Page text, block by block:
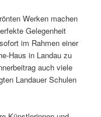
Werken machen
Gelegenheit
im Rahmen einer
Haus in Landau zu
auch viele
Landauer Schulen